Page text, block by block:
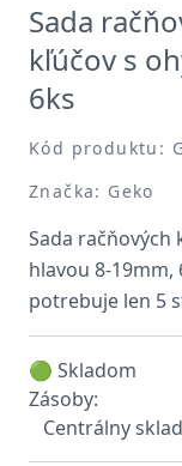
Sada
kľúčov s
6ks
Kód produktu:
Značka: Geko
Sada
hlavou 8-19mm,
potrebuje len 5
🟢 Skladom
Zásoby:
Centrálny